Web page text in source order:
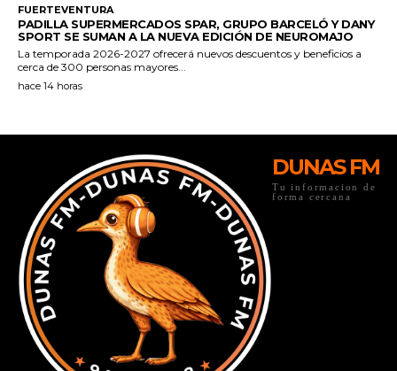
DUNAS FM
Tu informacion de
forma cercana